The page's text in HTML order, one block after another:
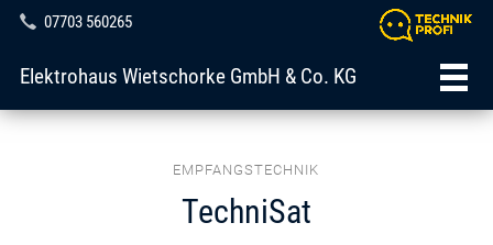
07703 560265
Elektrohaus Wietschorke GmbH & Co. KG
EMPFANGSTECHNIK
TechniSat